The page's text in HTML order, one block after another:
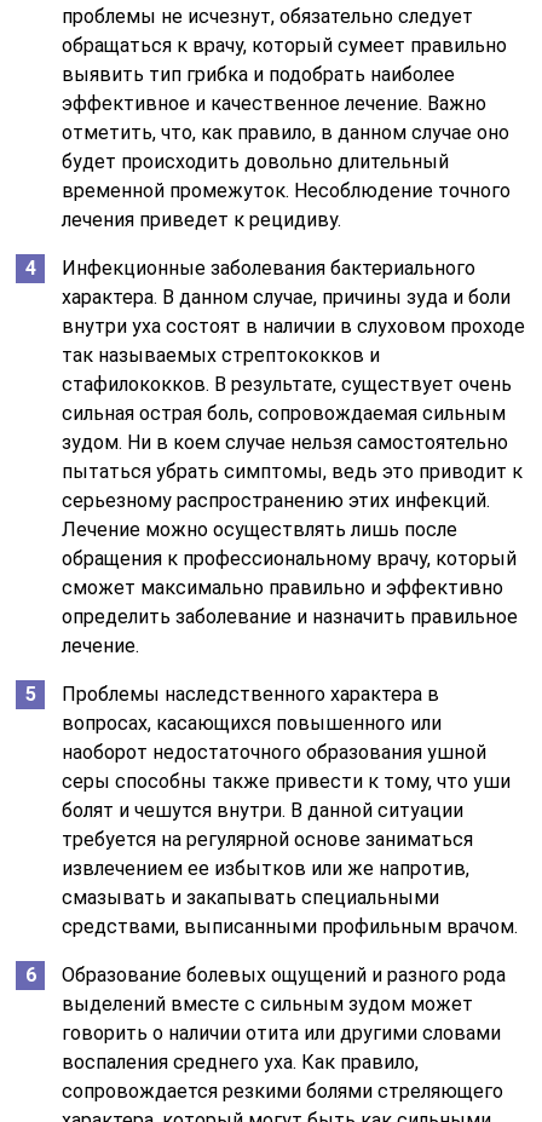
проблемы не исчезнут, обязательно следует
обращаться к врачу, который сумеет правильно
выявить тип грибка и подобрать наиболее
эффективное и качественное лечение. Важно
отметить, что, как правило, в данном случае оно
будет происходить довольно длительный
временной промежуток. Несоблюдение точного
лечения приведет к рецидиву.
Инфекционные заболевания бактериального
характера. В данном случае, причины зуда и боли
внутри уха состоят в наличии в слуховом проходе
так называемых стрептококков и
стафилококков. В результате, существует очень
сильная острая боль, сопровождаемая сильным
зудом. Ни в коем случае нельзя самостоятельно
пытаться убрать симптомы, ведь это приводит к
серьезному распространению этих инфекций.
Лечение можно осуществлять лишь после
обращения к профессиональному врачу, который
сможет максимально правильно и эффективно
определить заболевание и назначить правильное
лечение.
Проблемы наследственного характера в
вопросах, касающихся повышенного или
наоборот недостаточного образования ушной
серы способны также привести к тому, что уши
болят и чешутся внутри. В данной ситуации
требуется на регулярной основе заниматься
извлечением ее избытков или же напротив,
смазывать и закапывать специальными
средствами, выписанными профильным врачом.
Образование болевых ощущений и разного рода
выделений вместе с сильным зудом может
говорить о наличии отита или другими словами
воспаления среднего уха. Как правило,
сопровождается резкими болями стреляющего